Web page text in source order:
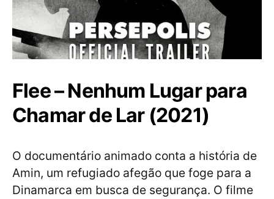
Flee – Nenhum Lugar para
Chamar de Lar (2021)
O documentário animado conta a história de
Amin, um refugiado afegão que foge para a
Dinamarca em busca de segurança. O filme